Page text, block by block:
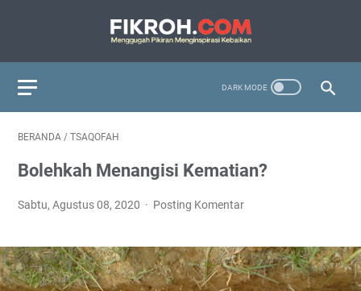
BERANDA / TSAQOFAH
Bolehkah Menangisi Kematian?
Sabtu, Agustus 08, 2020 Posting Komentar